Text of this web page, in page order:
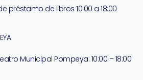
préstamo de libros 10:00 a 18:00
Municipal Pompeya: 10:00 – 18:00